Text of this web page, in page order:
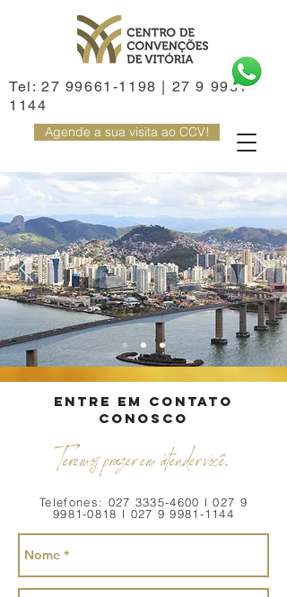
Tel: 27 99661-1198 | 27 9 9981-
1144
Agende a sua visita ao CCV!
entre em contato
conosco
Teremos prazer em atender você.
Telefones: 027 3335-4600 l027 9
9981-0818 l 027 9 9981-1144